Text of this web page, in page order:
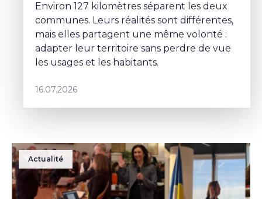
Environ 127 kilomètres séparent les deux
communes. Leurs réalités sont différentes,
mais elles partagent une même volonté :
adapter leur territoire sans perdre de vue
les usages et les habitants.
16.07.2026
Actualité